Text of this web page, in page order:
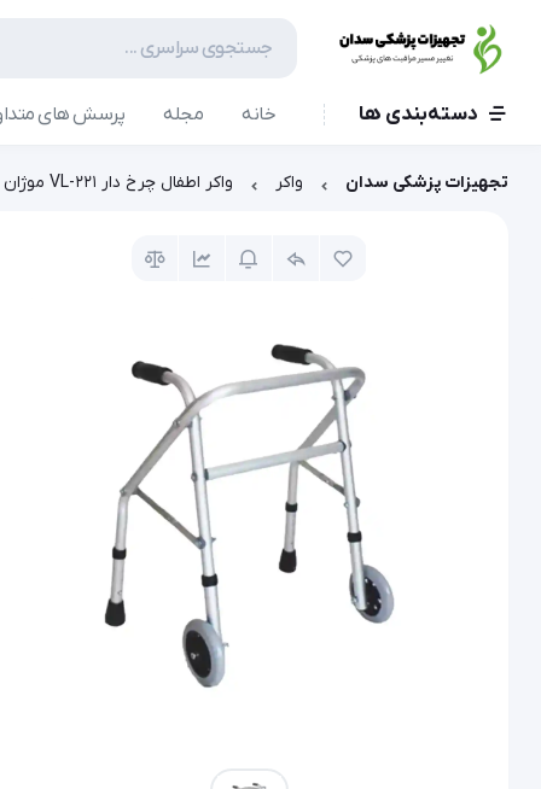
دسته‌بندی ها خانه مجله پرسش های
تجهیزات پزشکی سدان واکر واکر اطفال چرخ دار VL-221 موژان طب (mozhanteb)